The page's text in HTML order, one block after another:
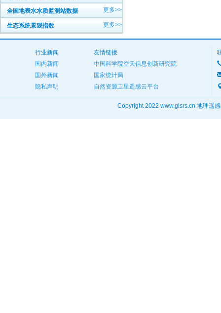
全国地表水水质监测站数据 更多>>
生态系统景观指数 更多>>
行业新闻
国内新闻
国外新闻
隐私声明
友情链接
中国科学院空天信息创新研究院
国家统计局
自然资源卫星遥感云平台
Copyright 2022 www.gisrs.cn 地理遥